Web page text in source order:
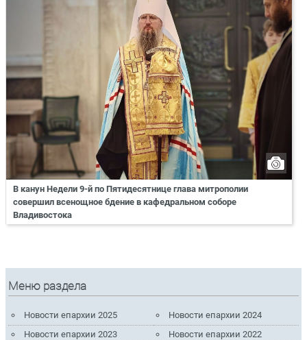
В канун Недели 9-й по Пятидесятнице глава митрополии
совершил всенощное бдение в кафедральном соборе
Владивостока
Меню раздела
Новости епархии 2025
Новости епархии 2024
Новости епархии 2023
Новости епархии 2022